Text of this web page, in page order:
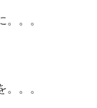
。。
。。